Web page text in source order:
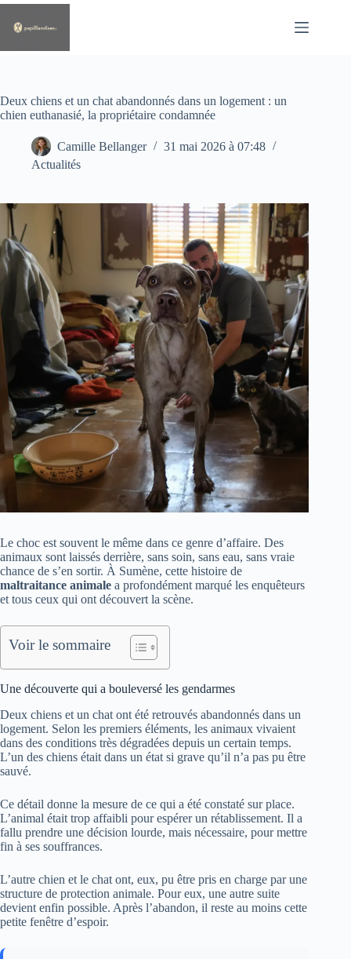
Passer
contenu
Deux chiens et un chat abandonnés dans un logement : un
chien euthanasié, la propriétaire condamnée
Camille Bellanger
31 mai 2026 à 07:48
Actualités
Le choc est souvent le même dans ce genre d’affaire. Des
animaux sont laissés derrière, sans soin, sans eau, sans vraie
chance de s’en sortir. À Sumène, cette histoire de
maltraitance animale a profondément marqué les enquêteurs
et tous ceux qui ont découvert la scène.
Voir le sommaire
Une découverte qui a bouleversé les gendarmes
Deux chiens et un chat ont été retrouvés abandonnés dans un
logement. Selon les premiers éléments, les animaux vivaient
dans des conditions très dégradées depuis un certain temps.
L’un des chiens était dans un état si grave qu’il n’a pas pu être
sauvé.
Ce détail donne la mesure de ce qui a été constaté sur place.
L’animal était trop affaibli pour espérer un rétablissement. Il a
fallu prendre une décision lourde, mais nécessaire, pour mettre
fin à ses souffrances.
L’autre chien et le chat ont, eux, pu être pris en charge par une
structure de protection animale. Pour eux, une autre suite
devient enfin possible. Après l’abandon, il reste au moins cette
petite fenêtre d’espoir.